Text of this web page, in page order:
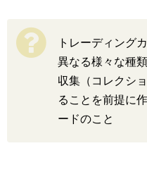
トレーディング
異なる様々な種
収集（コレクシ
ることを前提に
ードのこと